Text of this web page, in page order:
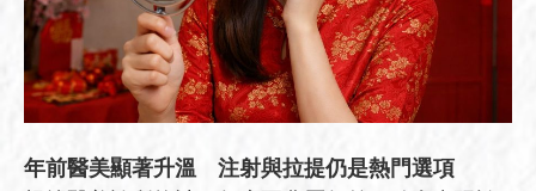
年前醫美顯著升溫 注射與拉提仍是熱門選項